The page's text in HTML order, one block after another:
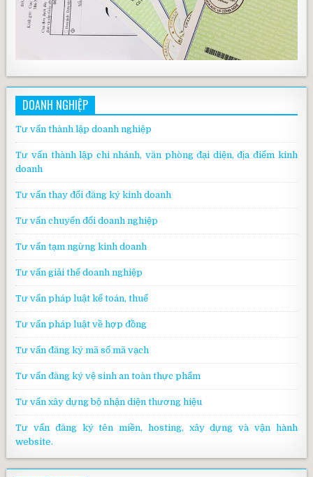
DOANH NGHIỆP
Tư vấn thành lập doanh nghiệp
Tư vấn thành lập chi nhánh, văn phòng đại diện, địa điểm kinh
doanh
Tư vấn thay đổi đăng ký kinh doanh
Tư vấn chuyển đổi doanh nghiệp
Tư vấn tạm ngừng kinh doanh
Tư vấn giải thể doanh nghiệp
Tư vấn pháp luật kế toán, thuế
Tư vấn pháp luật về hợp đồng
Tư vấn đăng ký mã số mã vạch
Tư vấn đăng ký vệ sinh an toàn thực phẩm
Tư vấn xây dựng bộ nhận diện thương hiệu
Tư vấn đăng ký tên miền, hosting, xây dựng và vận hành
website.